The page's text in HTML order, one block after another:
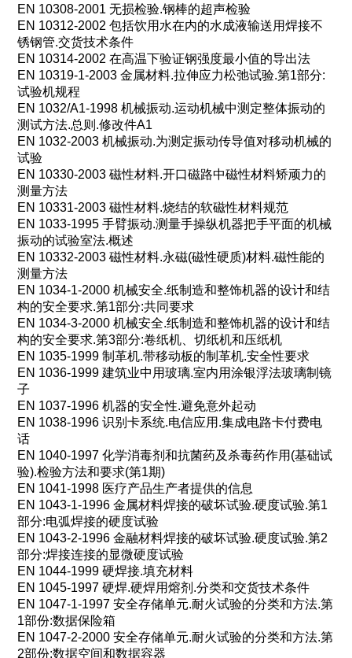
EN 10308-2001无损检验.钢棒的超声检验
EN 10312-2002包括饮用水在内的水成液输送用焊接不
锈钢管.交货技术条件
EN 10314-2002在高温下验证钢强度最小值的导出法
EN 10319-1-2003金属材料.拉伸应力松弛试验.第1部分:
试验机规程
EN 1032/A1-1998机械振动.运动机械中测定整体振动的
测试方法.总则 .修改件A1
EN 1032-2003机械振动.为测定振动传导值对移动机械的
试验
EN 10330-2003磁性材料.开口磁路中磁性材料矫顽力的
测量方法
EN 10331-2003磁性材料.烧结的软磁性材料规范
EN 1033-1995手臂振动.测量手操纵机器把手平面的机械
振动的试验室法.概述
EN 10332-2003磁性材料.永磁(磁性硬质)材料.磁性能的
测量方法
EN 1034-1-2000机械安全.纸制造和整饰机器的设计和结
构的安全要求.第1部分:共同要求
EN 1034-3-2000机械安全.纸制造和整饰机器的设计和结
构的安全要求.第3部分:卷纸机、切纸机和压纸机
EN 1035-1999制革机.带移动板的制革机.安全性要求
EN 1036-1999建筑业中用玻璃.室内用涂银浮法玻璃制镜
子
EN 1037-1996机器的安全性.避免意外起动
EN 1038-1996识别卡系统.电信应用 .集成电路卡付费电
话
EN 1040-1997化学消毒剂和抗菌药及杀毒药作用 (基础试
验).检验方法和要求(第1期)
EN 1041-1998 医疗产品生产者提供的信息
EN 1043-1-1996金属材料焊接的破坏试验.硬度试验.第1
部分:电弧焊接的硬度试验
EN 1043-2-1996金融材料焊接的破坏试验.硬度试验.第2
部分:焊接连接的显微硬度试验
EN 1044-1999硬焊接.填充材料
EN 1045-1997硬焊.硬焊用熔剂 .分类和交货技术条件
EN 1047-1-1997安全存储单元.耐火试验的分类和方法.第
1部份:数据保险箱
EN 1047-2-2000安全存储单元.耐火试验的分类和方法.第
2部份:数据空间和数据容器